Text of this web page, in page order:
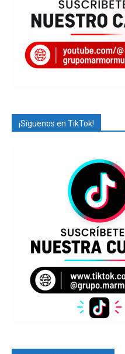
¡Síguenos en TikTok!